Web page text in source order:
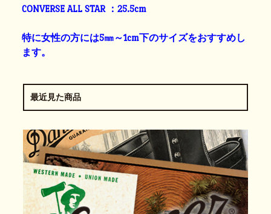
CONVERSE ALL STAR ：25.5cm
特に女性の方には5㎜～1cm下のサイズをおすすめし
ます。
最近見た商品